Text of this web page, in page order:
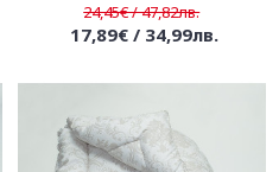
24,45€ / 47,82лв.
17,89€ / 34,99лв.